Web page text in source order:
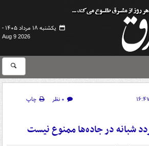
یکشنبه ۱۸ مرداد ۱۴۰۵ -
Aug 9 2026
۰ نظر
چاپ
شبانه در جاده‌ها ممنوع نیست